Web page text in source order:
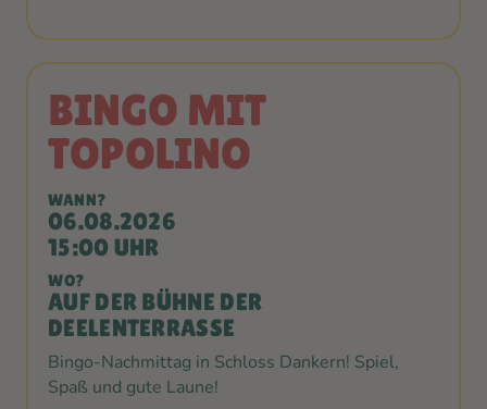
BINGO MIT
TOPOLINO
WANN?
06.08.2026
15:00 UHR
WO?
AUF DER BÜHNE DER
DEELENTERRASSE
Bingo-Nachmittag in Schloss Dankern! Spiel,
Spaß und gute Laune!